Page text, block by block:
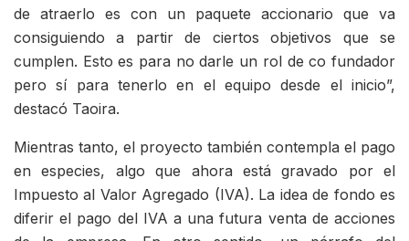
de atraerlo es con un paquete accionario que va
consiguiendo a partir de ciertos objetivos que se
cumplen. Esto es para no darle un rol de co fundador
pero sí para tenerlo en el equipo desde el inicio”,
destacó Taoira.
Mientras tanto, el proyecto también contempla el pago
en especies, algo que ahora está gravado por el
Impuesto al Valor Agregado (IVA). La idea de fondo es
diferir el pago del IVA a una futura venta de acciones